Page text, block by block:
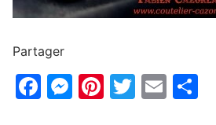
Partager
Facebook
Messenger
Pinterest
Twitter
Email